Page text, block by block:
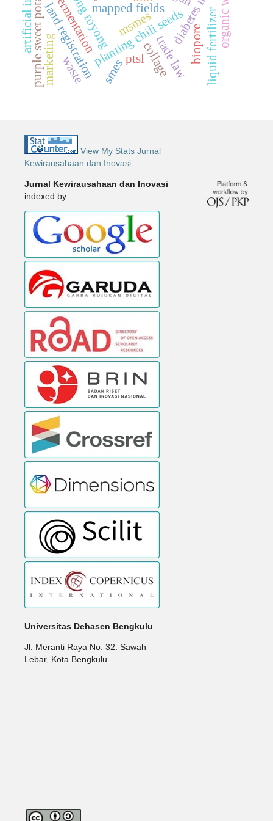
planting chili seeds
mapped fields
land registration
purple sweet potato trade law
fermentation liquid fertilizer
collage biopore
msmes
marketing ptsl
smes
waste
View My Stats Jurnal
Kewirausahaan dan Inovasi
Jurnal Kewirausahaan dan Inovasi
indexed by:
Universitas Dehasen Bengkulu
Jl. Meranti Raya No. 32. Sawah
Lebar, Kota Bengkulu